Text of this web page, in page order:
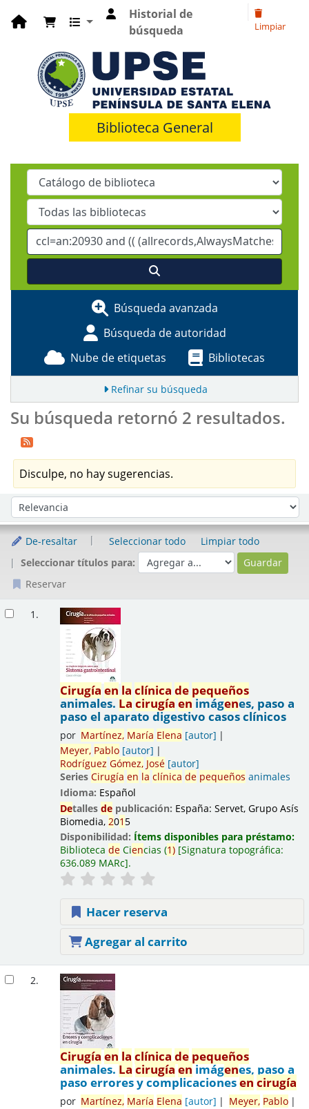
Historial de
búsqueda
Limpiar
Biblioteca General
Búsqueda avanzada
Búsqueda de autoridad
Nube de etiquetas
Bibliotecas
Refinar su búsqueda
Su búsqueda retornó 2 resultados.
Disculpe, no hay sugerencias.
Ordenar por:
De-resaltar Seleccionar todo
Limpiar todo
Seleccionar títulos para:
Reservar
1.
Cirugía en la clínica de pequeños
animales.La cirugía enimágenes, paso a
paso el aparato digestivo casos clínicos
por Martínez, María Elena [autor]
Meyer, Pablo[autor]
Rodríguez Gómez, José[autor]
Series Cirugía en la clínica de pequeños animales
Idioma: Español
Detalles depublicación: España: Servet, Grupo Asís
Biomedia, 201 5
Disponibilidad: Ítems disponibles para préstamo:
Biblioteca deCiencias (1) Signatura topográfica:
636.089 MARc .
Hacer reserva
Agregar al carrito
2.
Cirugía en la clínica de pequeños
animales.La cirugía enimágenes, paso a
paso errores y complicacionesen cirugía
por Martínez, María Elena [autor] Meyer, Pablo